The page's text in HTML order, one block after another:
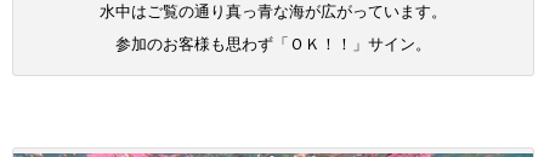
水中はご覧の通り真っ青な海が広がっています。
参加のお客様も思わず「ＯＫ！！」サイン。